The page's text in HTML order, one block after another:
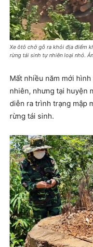
Xe ôtô chở gỗ ra khỏi địa điểm
rừng tái sinh tự nhiên loại nhỏ.
Mất nhiều năm mới
nhiên, nhưng tại huyện
diễn ra trình trạng mập
rừng tái sinh.